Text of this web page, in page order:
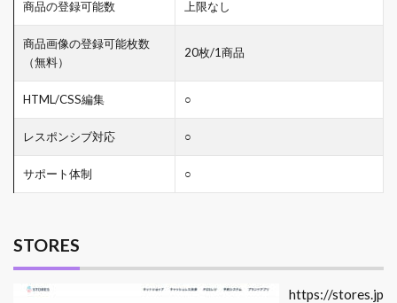
商品の登録可能数 上限なし
商品画像の登録可能枚数
（無料）
20枚/1商品
HTML/CSS編集 ○
レスポンシブ対応 ○
サポート体制 ○
STORES
https://stores.jp